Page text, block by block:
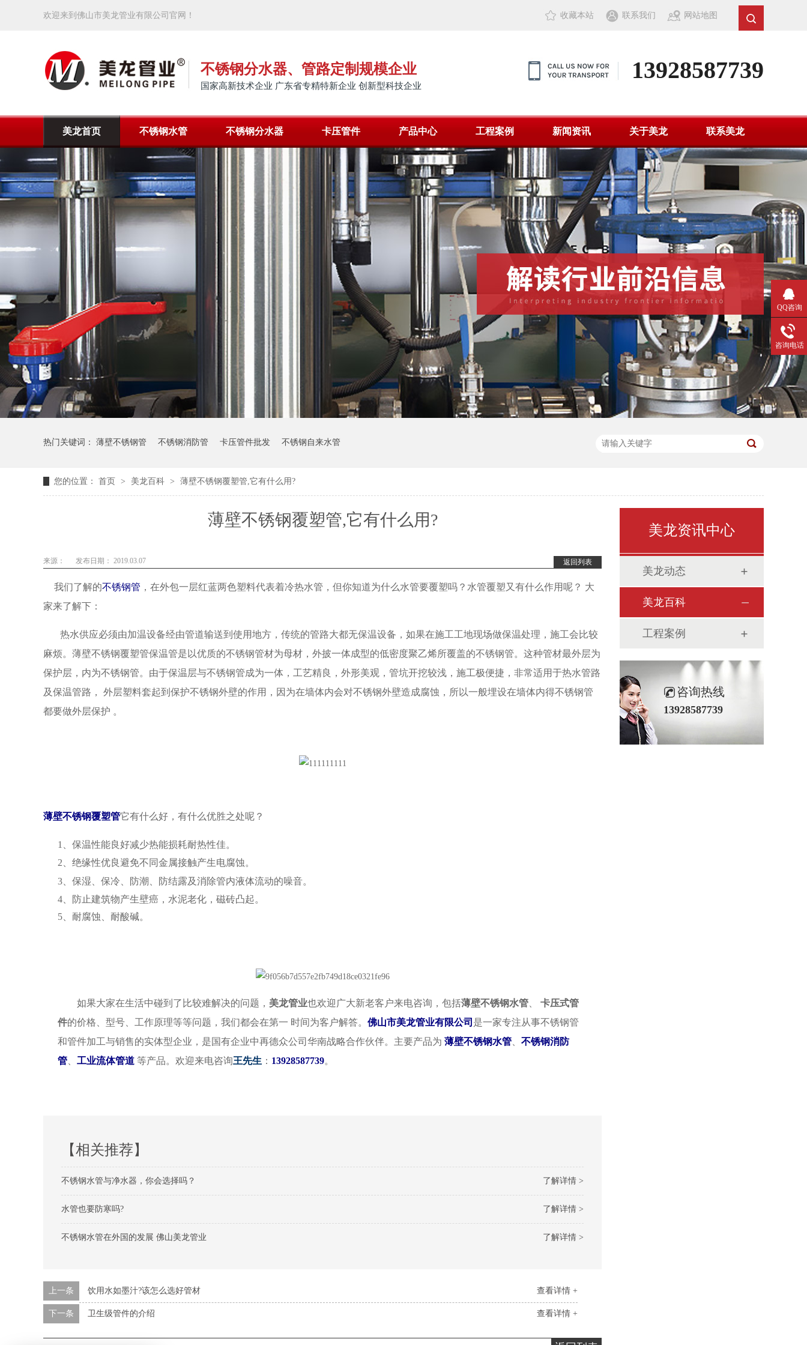
收藏本站 联系我们 网站地图
欢迎来到佛山市美龙管业有限公司官网！
不锈钢分水器、管路定制规模企业
国家高新技术企业 广东省专精特新企业 创新型科技企业
13928587739
美龙首页 不锈钢水管 不锈钢分水器 卡压管件 产品中心 工程案例 新闻资讯 关于美龙 联系美龙
热门关键词： 薄壁不锈钢管 不锈钢消防管 卡压管件批发 不锈钢自来水管
您的位置： 首页 > 美龙百科 > 薄壁不锈钢覆塑管,​它有什么用?
薄壁不锈钢覆塑管,​它有什么用?
返回列表
来源： 发布日期： 2019.03.07
我们了解的不锈钢管 ，在外包一层红蓝两色塑料代表着冷热水管，但你知道为什么水管要覆塑吗？水管覆塑又有什么作用呢？ 大
家来了解下：
热水供应必须由加温设备经由管道输送到使用地方，传统的管路大都无保温设备，如果在施工工地现场做保温处理，施工会比较
麻烦。 薄壁不锈钢覆塑管保温管是以优质的不锈钢管材为母材，外披一体成型的低密度聚乙烯所覆盖的不锈钢管。这种管材最外层为
保护层，内为不锈钢管。由于保温层与不锈钢管成为一体，工艺精良，外形美观，管坑开挖较浅，施工极便捷，非常适用于热水管路
及保温管路，
外层塑料套起到保护不锈钢外壁的作用，因为在墙体内会对不锈钢外壁造成腐蚀，所以一般埋设在墙体内得不锈钢管
都要做外层保护 。
薄壁不锈钢覆塑管它有什么好，有什么优胜之处呢？
1、 保温性能良好减少热能损耗耐热性佳。
2、绝缘性优良避免不同金属接触产生电腐蚀。
3、 保湿、保冷、防潮、防结露及消除管内液体流动的噪音。
4、防止建筑物产生壁癌，水泥老化，磁砖凸起。
5、耐腐蚀、耐酸碱。
如果大家在生活中碰到了比较难解决的问题， 美龙管业也欢迎广大新老客户来电咨询，包括薄壁不锈钢水管
卡压式管
件的价格、型号、工作原理等等问题，我们都会在第一 时间为客户解答。 佛山市美龙管业有限公司 是一家专注从事不锈钢管
和管件加工与销售的实体型企业，是国有企业中再德众公司华南战略合作伙伴。主要产品为 薄壁不锈钢水管
不锈钢消防
管
工业流体管道 等产品。欢迎来电咨询王先生 ： 13928587739。
【相关推荐】
了解详情 >
不锈钢水管与净水器，你会选择吗？
了解详情 >
水管也要防寒吗?
了解详情 >
不锈钢水管在外国的发展 佛山美龙管业
查看详情 +
上一条 饮用水如墨汁?该怎么选好管材
查看详情 +
下一条 卫生级管件的介绍
美龙资讯中心
美龙动态
美龙百科
工程案例
咨询热线
13928587739
QQ咨询
咨询电话